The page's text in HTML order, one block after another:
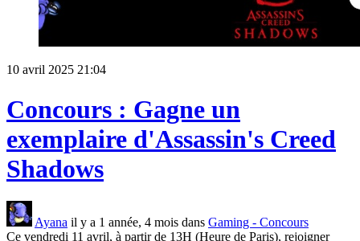
10 avril 2025 21:04
Concours : Gagne un
exemplaire d'Assassin's Creed
Shadows
Ayana il y a 1 année, 4 mois dans Gaming - Concours
Ce vendredi 11 avril, à partir de 13H (Heure de Paris), rejoigner